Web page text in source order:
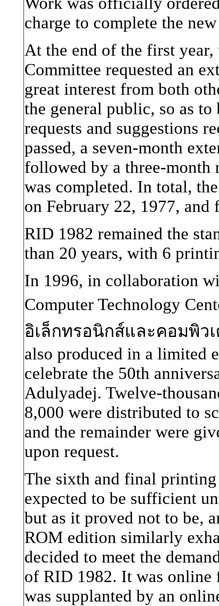
charge to complete the
At the end of the first
Committee requested an
great interest from both
the general public, so as to
requests and suggestions
passed, a seven-month
followed by a three-month
was completed. In total,
on February 22, 1977,
RID 1982 remained the
than 20 years, with 6
In 1996, in collaboration
Computer Technology
อิเล็กทรอนิกส์และคอมพิว
also produced in a limited
celebrate the 50th
Adulyadej. Twelve-
8,000 were distributed to
and the remainder were
upon request.
The sixth and final
expected to be sufficient
but as it proved not to be,
ROM edition similarly
decided to meet the
of RID 1982. It was
was supplanted by an